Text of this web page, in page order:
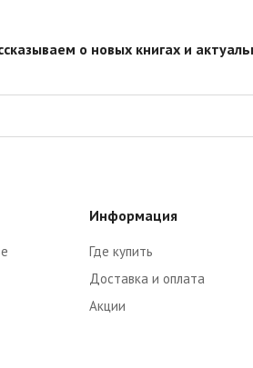
о новых книгах и
Информация
Где купить
Доставка и оплата
Акции